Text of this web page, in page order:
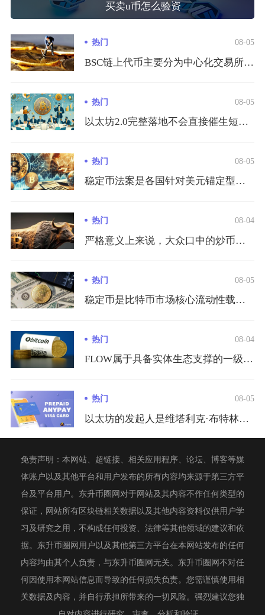
买卖u币怎么验资
热门 08-05
BSC链上代币主要分为中心化交易所现货交易和去中心化钱包兑换...
热门 08-05
以太坊2.0完整落地不会直接催生短期单边大涨行情，但会构建长...
热门 08-05
稳定币法案是各国针对美元锚定型支付稳定币出台的一套标准化监管...
热门 08-04
严格意义上来说，大众口中的炒币并不属于规范金融体系内的投资行...
热门 08-05
稳定币是比特币市场核心流动性载体，直接决定增量资金进出通道，...
热门 08-04
FLOW属于具备实体生态支撑的一级公链代币，优势是拥有大量传...
热门 08-05
以太坊的发起人是维塔利克·布特林（VitalikButeri...
免责声明：本网站、超链接、相关应用程序、论坛、博客等媒
体账户以及其他平台和用户发布的所有内容均来源于第三方平
台及平台用户。东升币圈网对于网站及其内容不作任何类型的
保证，网站所有区块链相关数据以及其他内容资料仅供用户学
习及研究之用，不构成任何投资、法律等其他领域的建议和依
据。东升币圈网用户以及其他第三方平台在本网站发布的任何
内容均由其个人负责，与东升币圈网无关。东升币圈网不对任
何因使用本网站信息而导致的任何损失负责。您需谨慎使用相
关数据及内容，并自行承担所带来的一切风险。强烈建议您独